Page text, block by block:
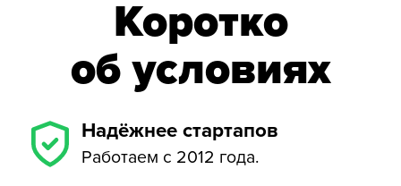
Финансирование производства
для маркетплейсов и обеспечение
крупных тендеров на корпоративные
подарки.
Понятная цель
Масштаб бизнеса
в цифрах